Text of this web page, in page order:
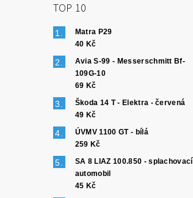
TOP 10
Matra P29
40 Kč
Avia S-99 - Messerschmitt Bf-
109G-10
69 Kč
Škoda 14 T - Elektra - červená
49 Kč
ÚVMV 1100 GT - bílá
259 Kč
SA 8 LIAZ 100.850 - splachovací
automobil
45 Kč